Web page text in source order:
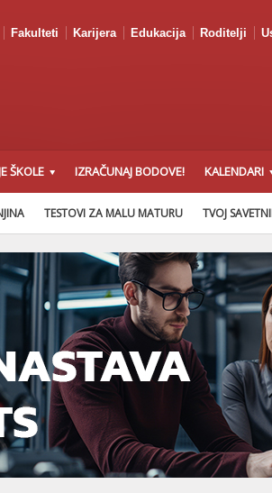
Fakulteti Karijera Edukacija Roditelji
ŠKOLE IZRAČUNAJ BODOVE! KALENDARI
TESTOVI ZA MALU MATURU TVOJ